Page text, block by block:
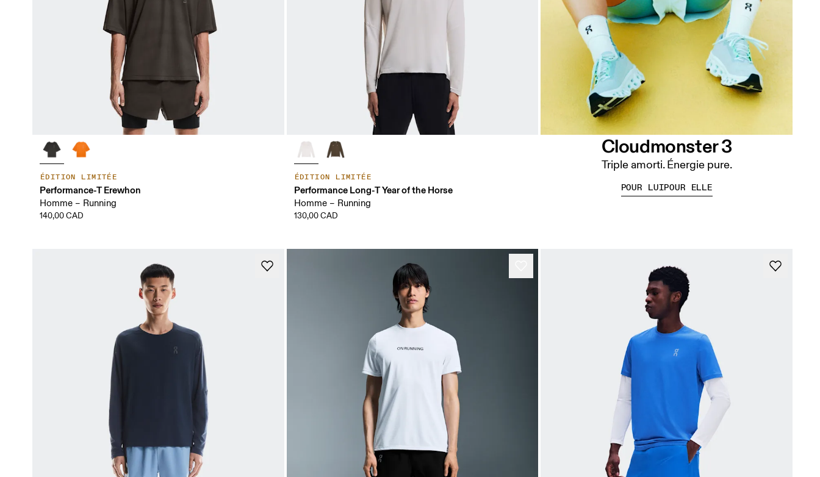
ÉDITION LIMITÉE
Performance-T Erewhon
Homme – Running
140,00 CAD
ÉDITION LIMITÉE
Performance Long-T Year of the Horse
Homme – Running
130,00 CAD
Cloudmonster 3
Triple amorti. Énergie pure.
POUR LUIPOUR ELLE